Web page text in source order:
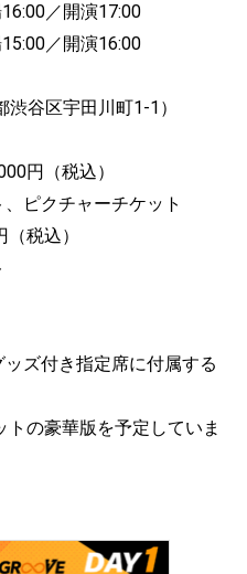
／開演17:00
／開演16:00
渋谷区宇田川町1-1）
円（税込）
ピクチャーチケット
税込）
ズ付き指定席に付属する
の豪華版を予定していま